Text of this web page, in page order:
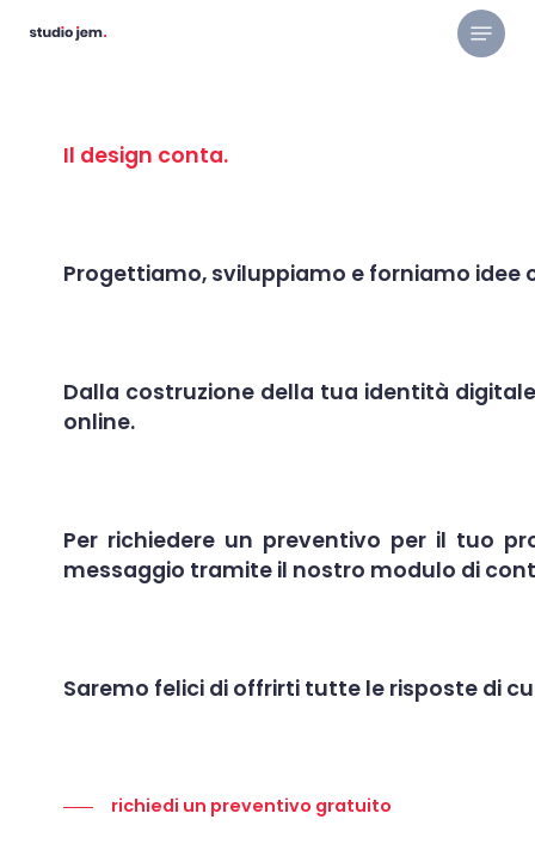
Menu
Il design conta.
Progettiamo, sviluppiamo e forniamo
Dalla costruzione della tua identità
online.
Per richiedere un preventivo per il tuo
messaggio tramite il nostro modulo di
Saremo felici di offrirti tutte le risposte di
richiedi un preventivo gratuito